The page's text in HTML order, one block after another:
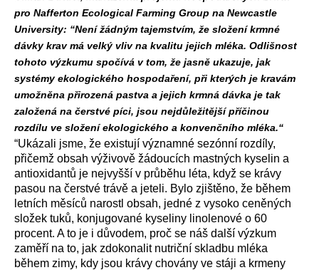
pro Nafferton Ecological Farming Group na Newcastle
University: “Není žádným tajemstvím, že složení krmné
dávky krav má velký vliv na kvalitu jejich mléka. Odlišnost
tohoto výzkumu spočívá v tom, že jasně ukazuje, jak
systémy ekologického hospodaření, při kterých je kravám
umožněna přirozená pastva a jejich krmná dávka je tak
založená na čerstvé píci, jsou nejdůležitější příčinou
rozdílu ve složení ekologického a konvenčního mléka.“
“Ukázali jsme, že existují významné sezónní rozdíly,
přičemž obsah výživově žádoucích mastných kyselin a
antioxidantů je nejvyšší v průběhu léta, když se krávy
pasou na čerstvé trávě a jeteli. Bylo zjištěno, že během
letních měsíců narostl obsah, jedné z vysoko ceněných
složek tuků, konjugované kyseliny linolenové o 60
procent. A to je i důvodem, proč se náš další výzkum
zaměří na to, jak zdokonalit nutriční skladbu mléka
během zimy, kdy jsou krávy chovány ve stáji a krmeny